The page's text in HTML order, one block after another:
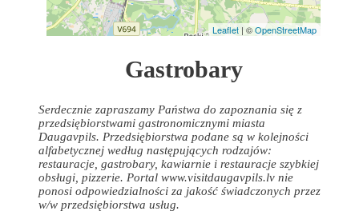
Leaflet | ©OpenStreetMap
Gastrobary
Serdecznie zapraszamy Państwa do zapoznania się z
przedsiębiorstwami gastronomicznymi miasta
Daugavpils. Przedsiębiorstwa podane są w kolejności
alfabetycznej według następujących rodzajów:
restauracje, gastrobary, kawiarnie i restauracje szybkiej
obsługi, pizzerie. Portal www.visitdaugavpils.lv nie
ponosi odpowiedzialności za jakość świadczonych przez
w/w przedsiębiorstwa usług.